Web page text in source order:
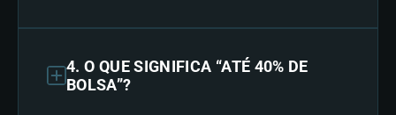
4. O QUE SIGNIFICA “ATÉ 40% DE
BOLSA”?